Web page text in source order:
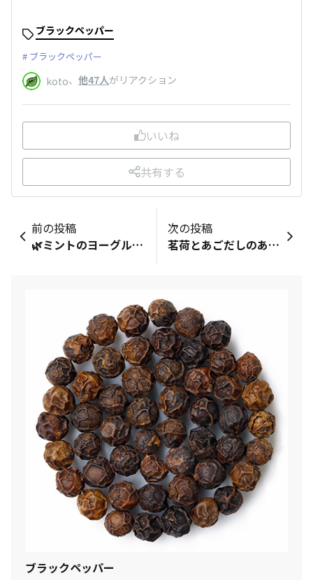
ブラックペッパー
ブラックペッパー
koto、 他47人がリアクション
いいね
共有する
ブラックペッパー
前の投稿
🌿ミントのヨーグルトソース掛けパンサラダに鶏肉🐔
次の投稿
茗荷とあごだしのあんかけパスタ